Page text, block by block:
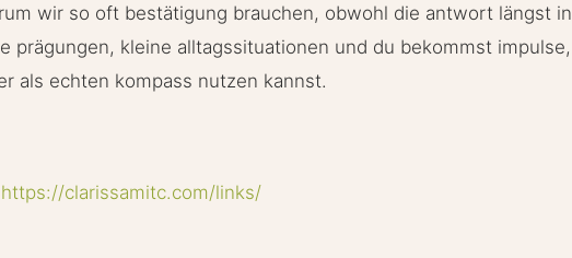
wir so oft bestätigung brauchen, obwohl die antwort längst in
prägungen, kleine alltagssituationen und du bekommst impulse,
als echten kompass nutzen kannst.
https://clarissamitc.com/links/